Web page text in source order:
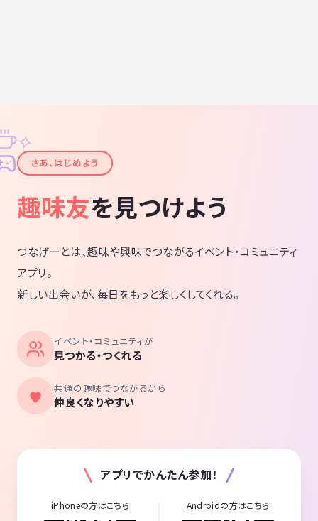
✦
✧
さあ、はじめよう
趣味友を見つけよう
つなげーとは、趣味や興味でつながるイベント・コミュニティ
アプリ。
新しい出会いが、毎日をもっと楽しくしてくれる。
イベント・コミュニティが
見つかる・つくれる
共通の趣味でつながるから
仲良くなりやすい
アプリでかんたん参加！
iPhoneの方はこちら Androidの方はこちら